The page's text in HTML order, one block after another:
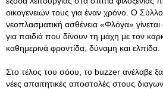
οικογενειών τους για έναν χρόνο. Ο
νεοπλασματική ασθένεια «Φλόγα» γίνεται
για παιδιά που δίνουν τη μάχη με τον
καθημερινά φροντίδα, δύναμη και ελπίδα.
Στο τέλος του σόου, το buzzer ανέλαβε
νέες απαιτητικές αποστολές στους